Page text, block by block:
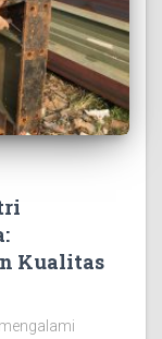
Kualitas